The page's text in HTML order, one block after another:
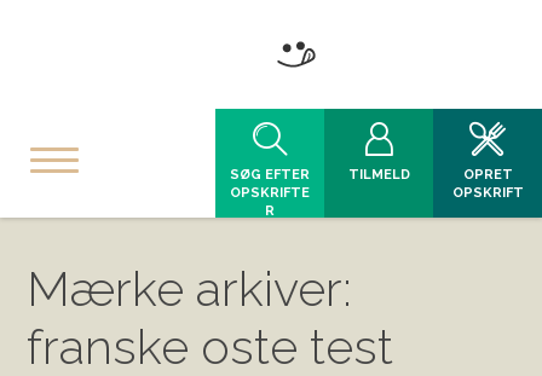
SØG EFTER
OPSKRIFTE
R
TILMELD
OPRET
OPSKRIFT
Mærke arkiver:
franske oste test